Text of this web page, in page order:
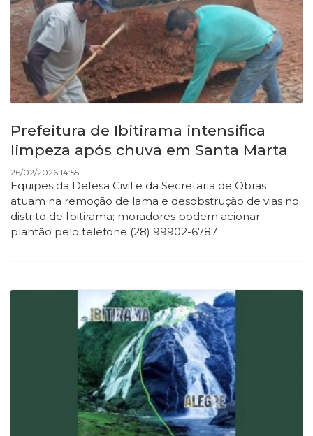
Prefeitura de Ibitirama intensifica
limpeza após chuva em Santa Marta
26/02/2026 14:55
Equipes da Defesa Civil e da Secretaria de Obras
atuam na remoção de lama e desobstrução de vias no
distrito de Ibitirama; moradores podem acionar
plantão pelo telefone (28) 99902-6787